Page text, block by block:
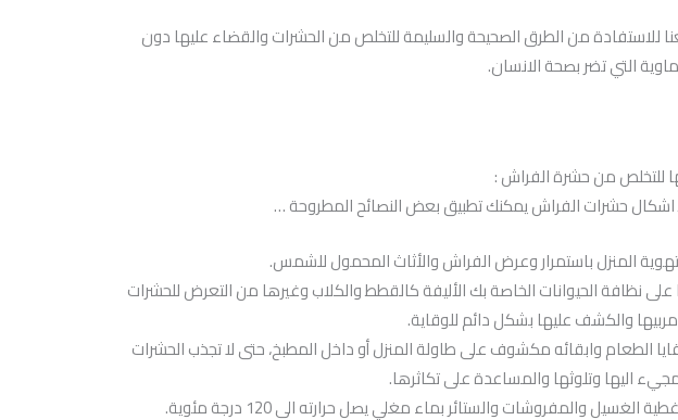
للاستفادة من الطرق الصحيحة والسليمة للتخلص من الحشرات والقضاء عليها دون
التي تضر بصحة الانسان.
للتخلص من حشرة الفراش :
حشرات الفراش يمكنك تطبيق بعض النصائح المطروحة …
المنزل باستمرار وعرض الفراش والأثاث المحمول للشمس.
على نظافة الحيوانات الخاصة بك الأليفة كالقطط والكلاب وغيرها من التعرض للحشرات
والكشف عليها بشكل دائم للوقاية.
الطعام وابقائه مكشوف على طاولة المنزل أو داخل المطبخ، حتى لا تجذب الحشرات
اليها وتلوثها والمساعدة على تكاثرها.
الغسيل والمفروشات والستائر بماء مغلي يصل حرارته الى 120 درجة مئوية.